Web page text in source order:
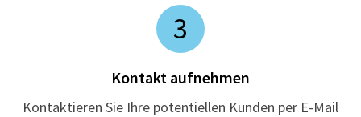
3
Kontakt aufnehmen
Kontaktieren Sie Ihre potentiellen Kunden per E-Mail